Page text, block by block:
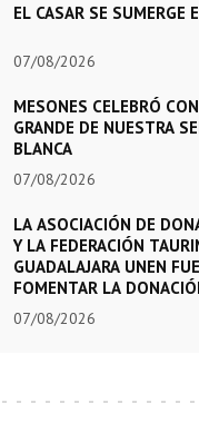
EL CASAR SE SUMERGE
07/08/2026
MESONES CELEBRÓ
GRANDE DE NUESTRA
BLANCA
07/08/2026
LA ASOCIACIÓN DE
Y LA FEDERACIÓN
GUADALAJARA UNEN
FOMENTAR LA
07/08/2026